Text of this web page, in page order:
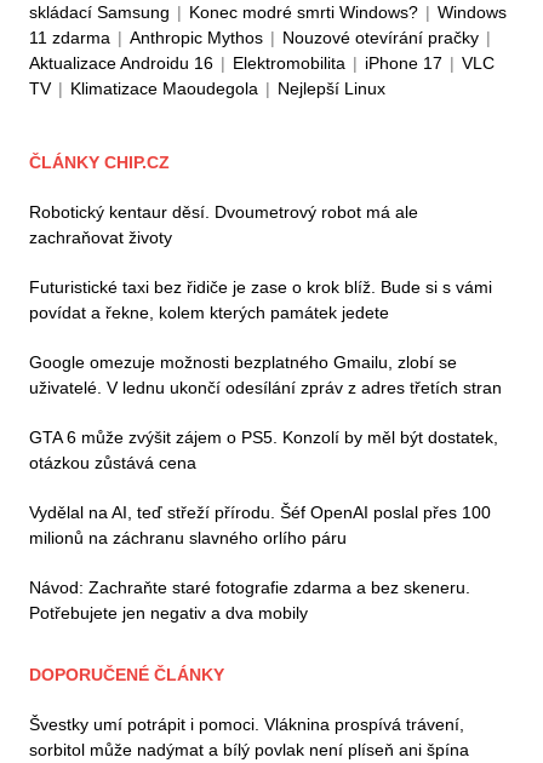
skládací Samsung | Konec modré smrti Windows? | Windows
11 zdarma | Anthropic Mythos | Nouzové otevírání pračky |
Aktualizace Androidu 16 | Elektromobilita | iPhone 17 | VLC
TV | Klimatizace Maoudegola | Nejlepší Linux
ČLÁNKY CHIP.CZ
Robotický kentaur děsí. Dvoumetrový robot má ale
zachraňovat životy
Futuristické taxi bez řidiče je zase o krok blíž. Bude si s vámi
povídat a řekne, kolem kterých památek jedete
Google omezuje možnosti bezplatného Gmailu, zlobí se
uživatelé. V lednu ukončí odesílání zpráv z adres třetích stran
GTA 6 může zvýšit zájem o PS5. Konzolí by měl být dostatek,
otázkou zůstává cena
Vydělal na AI, teď střeží přírodu. Šéf OpenAI poslal přes 100
milionů na záchranu slavného orlího páru
Návod: Zachraňte staré fotografie zdarma a bez skeneru.
Potřebujete jen negativ a dva mobily
DOPORUČENÉ ČLÁNKY
Švestky umí potrápit i pomoci. Vláknina prospívá trávení,
sorbitol může nadýmat a bílý povlak není plíseň ani špína